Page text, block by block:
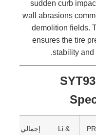
sudden curb
wall abrasions
demolition fields.
ensures the tire
stability and
PR
Li &
إجمالي